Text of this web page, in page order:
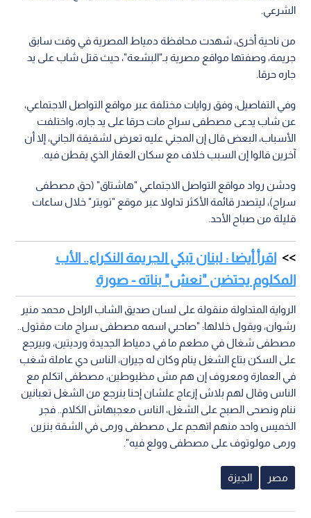
الشرعي.
من ناحية أخرى، شهدت محافظة دمياط المصرية في وقت سابق
جريمة، وصفتها مواقع مصرية بـ"البشعة"، حيث قتل شاب على يد
جاره حرقا.
وفي التفاصيل، وفق روايات مختلفة عبر مواقع التواصل الاجتماعي،
عن شاب يدعى مصطفى سراج مات حرقا على يد جاره، واختلفت
الأسباب، البعض قال إن المجني عليه تعرض لشقيقة الجاني، إلا أن
آخرين قالوا إن السبب خلاف مع سكان العقار الذي يقطن فيه.
ودشن رواد مواقع التواصل الاجتماعي "هاشتاق" (حق مصطفى
سراج)، ليتصدر قائمة الأكثر تداولا عبر موقع "تويتر" خلال ساعات
قليلة من صباح الأحد.
اقرأ أيضا : لبنان تبكي الجريمة النكراء.. الأب
المكلوم يحتضن "نعش" بناته - صورة
الرواية المتداولة منقولة على لسان صديق الشاب الراحل محمد منير
رشوان، ويقول خلالها: "صاحبي اسمه مصطفى سراج مات مقتول..
مصطفى شغال في مطعم ما في دمياط الجديدة ورديتين، وبيرجع
على السكن بتاع الشغل ينام وكان له جيران، الناس دي عاملة شغب
في العمارة ومعروف إن هم مش مظبوطين، مصطفى اتكلم مع
الناس وقال لهم بلاش إزعاج علشان إحنا بنرجع من الشغل تعبانين
ننام ونصحى الصبح على الشغل، الناس معجبهاش الكلام.. فجر
الخميس واحد منهم اتهجم على مصطفى ورمى في الشقة بنزين
ورمى مولوتوف على مصطفى وولع فيه".
مصر الجيزة